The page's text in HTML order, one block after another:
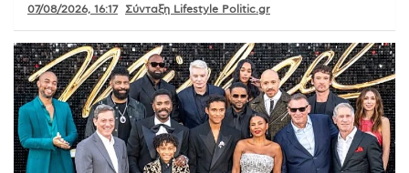
07/08/2026, 16:17 Σύνταξη Lifestyle Politic.gr